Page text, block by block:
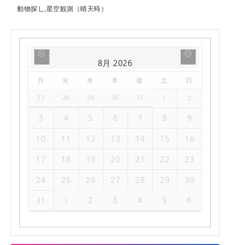
動物探し,星空観測（晴天時）
8月 2026
月 火 水 木 金 土
日
27
28 29 30 31 1 2
3 4 5 6 7 8
9
10
11 12 13 14 15
16
17
18 19 20 21 22
23
24
25 26 27 28 29
30
31
1 2 3 4 5 6